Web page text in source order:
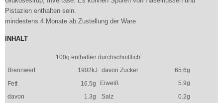
Pistazien enthalten sein.
mindestens 4 Monate ab Zustellung der Ware
INHALT
100g enthalten durchschnittlich:
Brennwert
1902kJ davon Zucker
65.6g
Fett
16.5g Eiweiß
5.9g
davon
1.3g Salz 0.2g